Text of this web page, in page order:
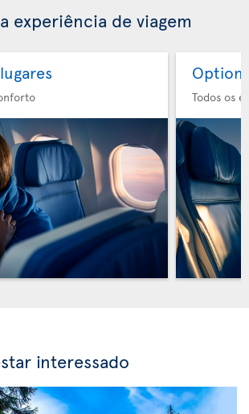
experiência de viagem
Option
Todos os
interessado